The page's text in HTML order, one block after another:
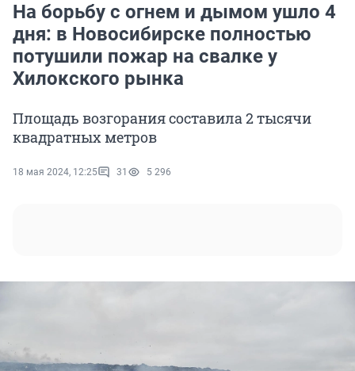
На борьбу с огнем и дымом ушло 4
дня: в Новосибирске полностью
потушили пожар на свалке у
Хилокского рынка
Площадь возгорания составила 2 тысячи
квадратных метров
18 мая 2024, 12:25 31 5 296